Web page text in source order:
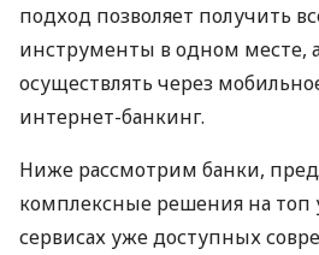
подход позволяет получить
инструменты в одном месте,
осуществлять через
интернет-банкинг.
Ниже рассмотрим банки,
комплексные решения на топ
сервисах уже доступных